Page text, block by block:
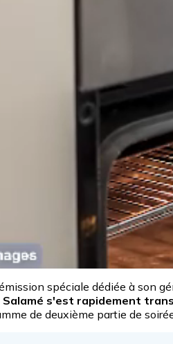
spéciale dédiée à son
s'est rapidement
de deuxième partie de